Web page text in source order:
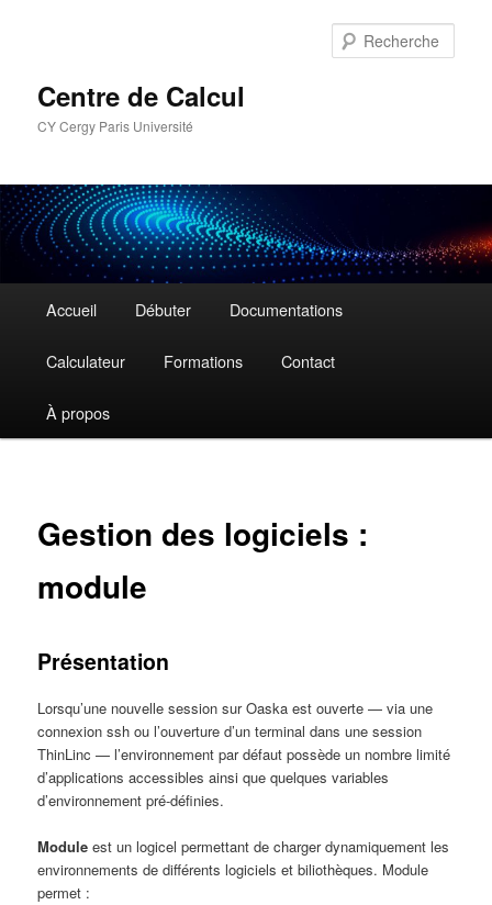
Centre de Calcul
CY Cergy Paris Université
principalAccueil Débuter Documentations
Calculateur Formations Contact
À propos
Gestion des logiciels :
module
Présentation
Lorsqu’une nouvelle session sur Oaska est ouverte — via une
connexion ssh ou l’ouverture d’un terminal dans une session
ThinLinc — l’environnement par défaut possède un nombre limité
d’applications accessibles ainsi que quelques variables
d’environnement pré-définies.
Module est un logicel permettant de charger dynamiquement les
environnements de différents logiciels et biliothèques. Module
permet :